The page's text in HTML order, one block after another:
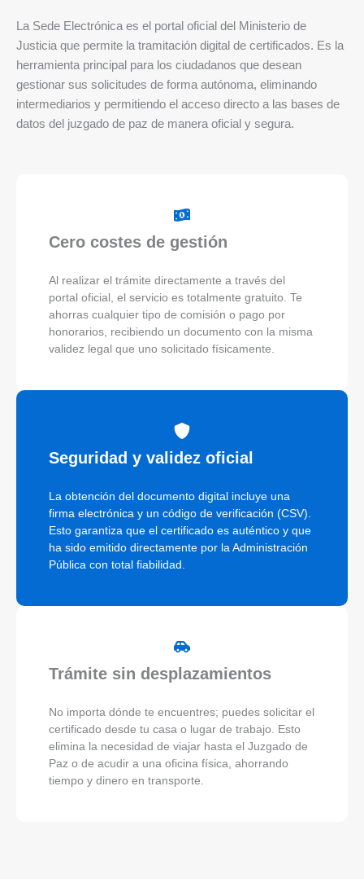
La Sede Electrónica es el portal oficial del Ministerio de
Justicia que permite la tramitación digital de certificados. Es la
herramienta principal para los ciudadanos que desean
gestionar sus solicitudes de forma autónoma, eliminando
intermediarios y permitiendo el acceso directo a las bases de
datos del juzgado de paz de manera oficial y segura.
Cero costes de gestión
Al realizar el trámite directamente a través del
portal oficial, el servicio es totalmente gratuito. Te
ahorras cualquier tipo de comisión o pago por
honorarios, recibiendo un documento con la misma
validez legal que uno solicitado físicamente.
Seguridad y validez oficial
La obtención del documento digital incluye una
firma electrónica y un código de verificación (CSV).
Esto garantiza que el certificado es auténtico y que
ha sido emitido directamente por la Administración
Pública con total fiabilidad.
Trámite sin desplazamientos
No importa dónde te encuentres; puedes solicitar el
certificado desde tu casa o lugar de trabajo. Esto
elimina la necesidad de viajar hasta el Juzgado de
Paz o de acudir a una oficina física, ahorrando
tiempo y dinero en transporte.